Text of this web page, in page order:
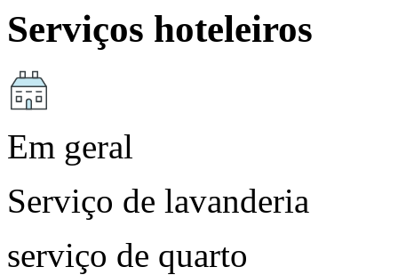
Serviços hoteleiros
Em geral
Serviço de lavanderia
serviço de quarto